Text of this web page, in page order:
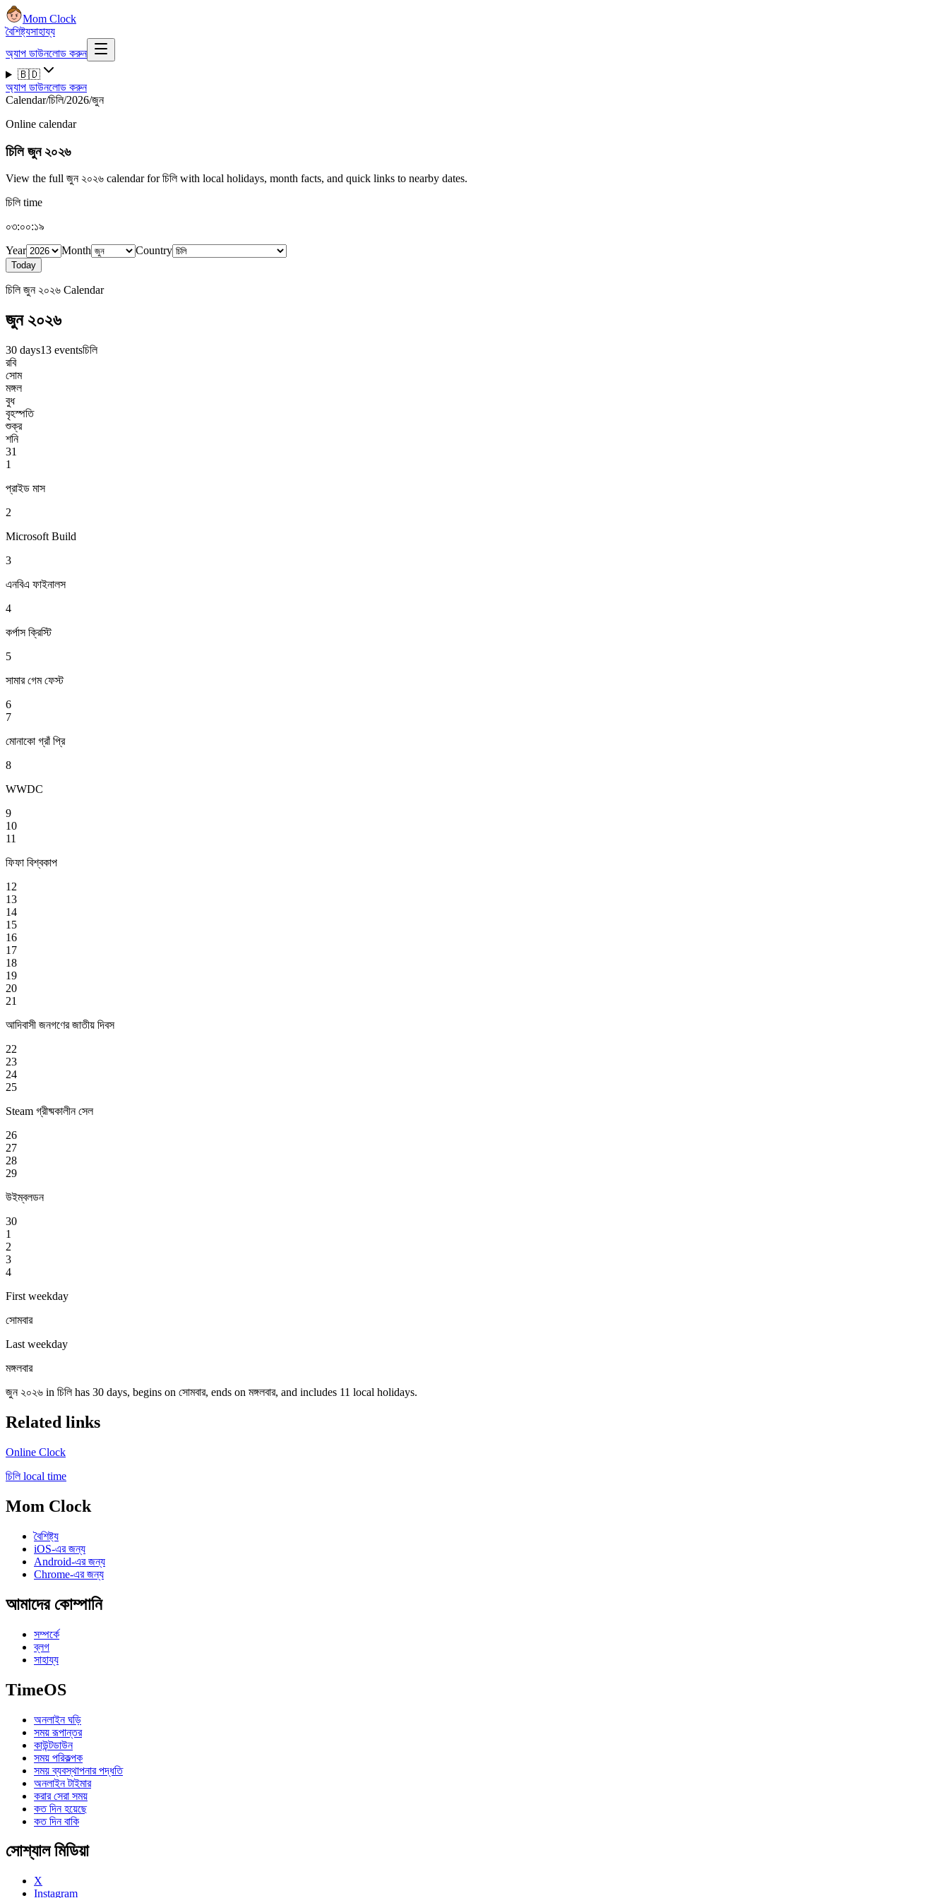
Mom Clock
বৈশিষ্ট্যসাহায্য
অ্যাপ ডাউনলোড করুন
🇧🇩
অ্যাপ ডাউনলোড করুন
Calendar/চিলি/2026/জুন
Online calendar
চিলিজুন ২০২৬
View the full জুন ২০২৬ calendar for চিলি with local holidays, month facts, and quick links to nearby dates.
চিলি time
০৩:০০:২০
Year
Month Country
Today
চিলি জুন ২০২৬ Calendar
জুন ২০২৬
30 days13 eventsচিলি
রবি
সোম
মঙ্গল
বুধ
বৃহস্পতি
শুক্র
শনি
31
1
প্রাইড মাস
2
Microsoft Build
3
এনবিএ ফাইনালস
4
কর্পাস ক্রিস্টি
5
সামার গেম ফেস্ট
6
7
মোনাকো গ্রাঁ প্রি
8
WWDC
9
10
11
ফিফা বিশ্বকাপ
12
13
14
15
16
17
18
19
20
21
আদিবাসী জনগণের জাতীয় দিবস
22
23
24
25
Steam গ্রীষ্মকালীন সেল
26
27
28
29
উইম্বলডন
30
1
2
3
4
First weekday
সোমবার
Last weekday
মঙ্গলবার
জুন ২০২৬ in চিলি has 30 days, begins on সোমবার, ends on মঙ্গলবার, and includes 11 local holidays.
Related links
Online Clock
চিলি local time
Mom Clock
বৈশিষ্ট্য
iOS-এর জন্য
Android-এর জন্য
Chrome-এর জন্য
আমাদের কোম্পানি
সম্পর্কে
ব্লগ
সাহায্য
TimeOS
অনলাইন ঘড়ি
সময় রূপান্তর
কাউন্টডাউন
সময় পরিকল্পক
সময় ব্যবস্থাপনার পদ্ধতি
অনলাইন টাইমার
করার সেরা সময়
কত দিন হয়েছে
কত দিন বাকি
সোশ্যাল মিডিয়া
X
Instagram